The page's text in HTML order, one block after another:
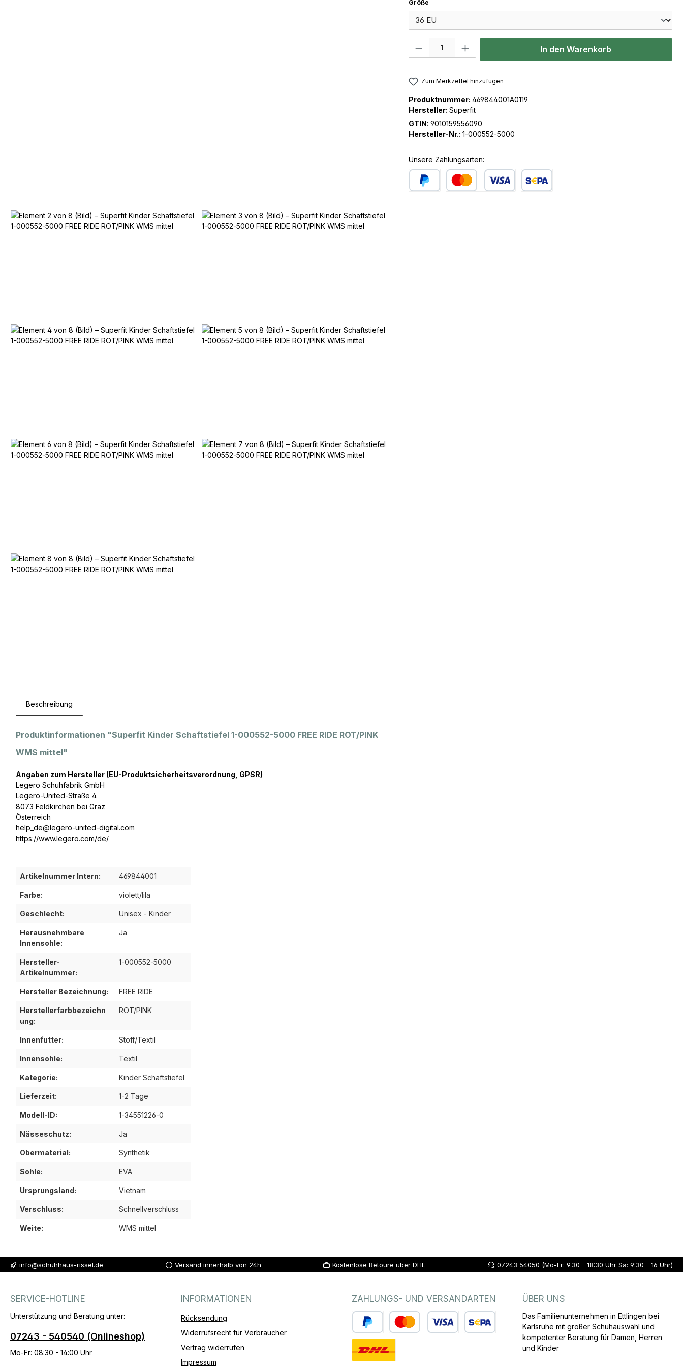
Größeauswählen
Produkt Anzahl: Gib den gewünschten Wert ein oder benutze die Schaltflächen
In den Warenkorb
Zum Merkzettel hinzufügen
Produktnummer: 469844001A0119
Hersteller: Superfit
GTIN: 9010159556090
Hersteller-Nr.: 1-000552-5000
Unsere Zahlungsarten:
Beschreibung
Produktinformationen "Superfit Kinder Schaftstiefel 1-000552-5000 FREE RIDE ROT/PINK
WMS mittel"
Angaben zum Hersteller (EU-Produktsicherheitsverordnung, GPSR)
Legero Schuhfabrik GmbH
Legero-United-Straße 4
8073 Feldkirchen bei Graz
Österreich
help_de@legero-united-digital.com
https://www.legero.com/de/
Artikelnummer Intern: 469844001
Farbe: violett/lila
Geschlecht: Unisex - Kinder
Herausnehmbare
Innensohle:
Ja
Hersteller-
Artikelnummer:
1-000552-5000
Hersteller Bezeichnung: FREE RIDE
Herstellerfarbbezeichn
ung:
ROT/PINK
Innenfutter: Stoff/Textil
Innensohle: Textil
Kategorie: Kinder Schaftstiefel
Lieferzeit: 1-2 Tage
Modell-ID: 1-34551226-0
Nässeschutz: Ja
Obermaterial: Synthetik
Sohle: EVA
Ursprungsland: Vietnam
Verschluss: Schnellverschluss
Weite: WMS mittel
info@schuhhaus-rissel.de Versand innerhalb von 24h Kostenlose Retoure über DHL 07243 54050 (Mo-Fr: 9.30 - 18:30 Uhr Sa: 9:30 - 16 Uhr)
SERVICE-HOTLINE
Unterstützung und Beratung unter:
07243 - 540540 (Onlineshop)
Mo-Fr: 08:30 - 14:00 Uhr
INFORMATIONEN
Rücksendung
Widerrufsrecht für Verbraucher
Vertrag widerrufen
Impressum
ZAHLUNGS- UND VERSANDARTEN
PayPal Kredit- oder Debitkarte
ÜBER UNS
Das Familienunternehmen in Ettlingen bei
Karlsruhe mit großer Schuhauswahl und
kompetenter Beratung für Damen, Herren
und Kinder